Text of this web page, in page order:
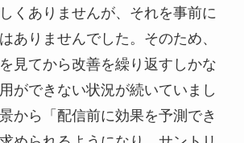
くありませんが、それを事前に
ありませんでした。そのため、
見てから改善を繰り返すしかな
ができない状況が続いていまし
から「配信前に効果を予測でき